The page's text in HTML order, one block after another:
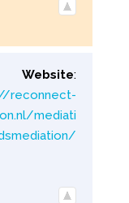
Website:
reconnect-
mediati